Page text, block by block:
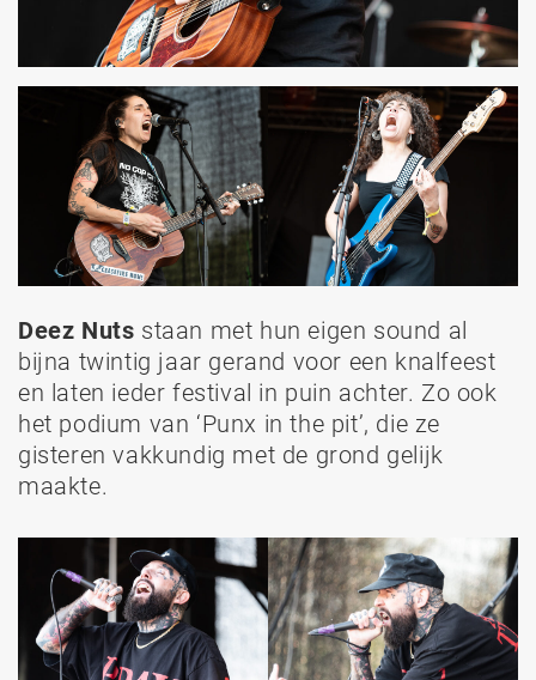
Deez Nuts staan met hun eigen sound al
bijna twintig jaar gerand voor een knalfeest
en laten ieder festival in puin achter. Zo ook
het podium van ‘Punx in the pit’, die ze
gisteren vakkundig met de grond gelijk
maakte.